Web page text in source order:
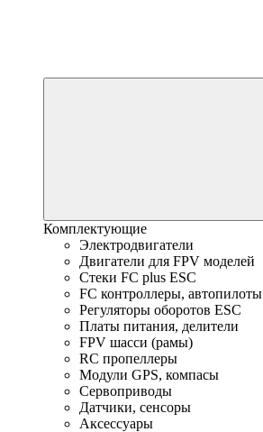
Комплектующие
Электродвигатели
Двигатели для FPV моделей
Стеки FC plus ESC
FC контроллеры, автопилоты
Регуляторы оборотов ESC
Платы питания, делители
FPV шасси (рамы)
RC пропеллеры
Модули GPS, компасы
Сервоприводы
Датчики, сенсоры
Аксессуары